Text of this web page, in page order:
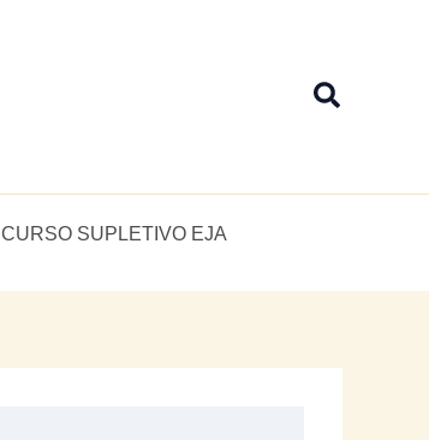
CURSO SUPLETIVO EJA